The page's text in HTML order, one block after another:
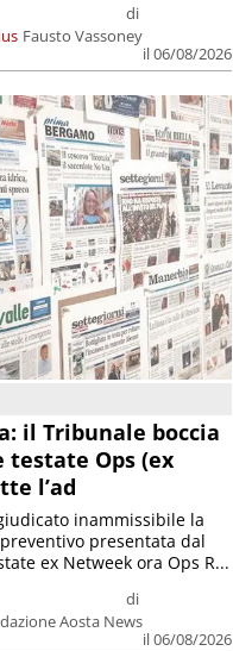
di
Fausto Vassoney
il 06/08/2026
il Tribunale boccia
testate Ops (ex
l’ad
di
Aosta News
il 06/08/2026
inammissibile la
presentata dal
ex Netweek ora Ops R...